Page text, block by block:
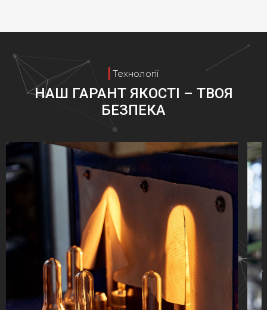
Технології
НАШ ГАРАНТ ЯКОСТІ – ТВОЯ
БЕЗПЕКА